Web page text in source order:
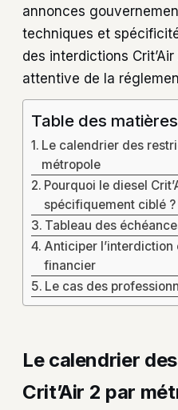
annonces
techniques et
des interdictions
attentive de la
Table des matières
Le calendrier des
métropole
Pourquoi le diesel
spécifiquement ciblé ?
Tableau des
Anticiper l’interdiction
financier
Le cas des
Le calendrier
Crit’Air 2 par